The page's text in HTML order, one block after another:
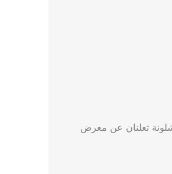
تعلنان عن معرض